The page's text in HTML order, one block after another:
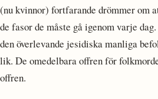
(nu kvinnor) fortfarande drömmer om
de fasor de måste gå igenom varje
den överlevande jesidiska manliga
lik. De omedelbara offren för
offren.